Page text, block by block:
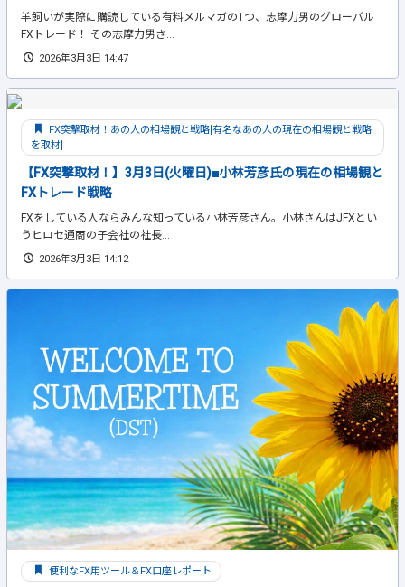
羊飼いが実際に購読している有料メルマガの1つ、志摩力男のグローバル
FXトレード！ その志摩力男さ...
2026年3月3日 14:47
FX突撃取材！あの人の相場観と戦略[有名なあの人の現在の相場観と戦略
を取材]
【FX突撃取材！】3月3日(火曜日)■小林芳彦氏の現在の相場観と
FXトレード戦略
FXをしている人ならみんな知っている小林芳彦さん。小林さんはJFXとい
うヒロセ通商の子会社の社長...
2026年3月3日 14:12
便利なFX用ツール＆FX口座レポート